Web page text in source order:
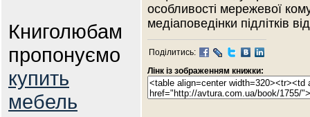
Книголюбам
пропонуємо
купить
мебель
особливості мережевої
медіаповедінки підлітків
Поділитись:
Лінк із зображенням книжки: